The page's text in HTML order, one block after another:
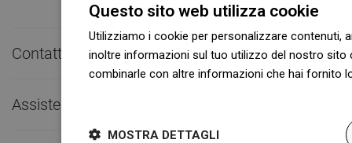
Contatto rapido 
Assistenza clienti
Questo sito web utilizza cookie
Utilizziamo i cookie per personalizzare contenuti,
inoltre informazioni sul tuo utilizzo del nostro sito
combinarle con altre informazioni che hai fornito
MOSTRA DETTAGLI